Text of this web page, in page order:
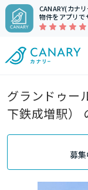
CANARY(カナ
物件をアプリで
グランドゥー
下鉄成増駅）
募